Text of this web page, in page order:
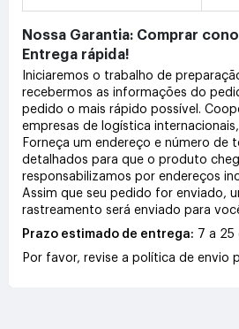
Nossa Garantia: Comprar
Entrega rápida!
Iniciaremos o trabalho de
recebermos as informações do
pedido o mais rápido possível.
empresas de logística
Forneça um endereço e número de
detalhados para que o produto
responsabilizamos por endereços
Assim que seu pedido for enviado,
rastreamento será enviado para
Prazo estimado de entrega: 7 a 25
Por favor, revise a política de envio